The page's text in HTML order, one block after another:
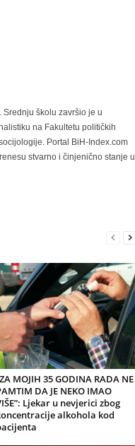
Srednju školu završio je u
na Fakultetu političkih
Portal BiH-Index.com
stvarno i činjenično stanje u
MOJIH 35 GODINA RADA NE
DA JE NEKO IMAO
Ljekar u nevjerici zbog
alkohola kod